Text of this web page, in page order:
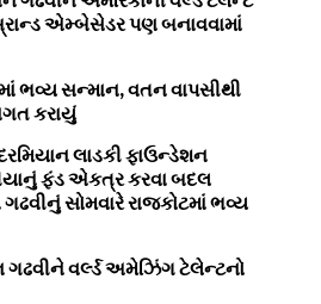
એમ્બેસેડર પણ બનાવવામાં
ભવ્ય સન્માન, વતન વાપસીથી
કરાયું
લાડકી ફાઉન્ડેશન
ફંડ એકત્ર કરવા બદલ
ગઢવીનું સોમવારે રાજકોટમાં ભવ્ય
ગઢવીને વર્લ્ડ અમેઝિંગ ટેલેન્ટનો